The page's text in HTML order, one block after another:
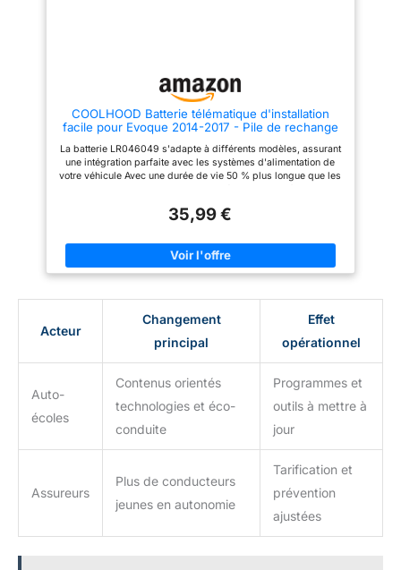
remplacement, installation
professionnelle recommandée.
pour les longs trajets, le
fonctionnement de tous les
sécurité et un confort de
conduite améliorés
COOLHOOD Batterie télématique d'installation
facile pour Evoque 2014-2017 - Pile de rechange
La batterie LR046049 s'adapte à différents modèles, assurant
une intégration parfaite avec les systèmes d'alimentation de
votre véhicule Avec une durée de vie 50 % plus longue que les
internationales, assurant et fiabilité Idéale pour les trajets
alimentation stable à des températures extrêmes. Fournit une
alimentation de secours fiable pour les longs trajets, gardant
tous les systèmes électriques fonctionnant en douceur pour
Ah, cette batterie fournit plus de 5 heures de puissance
efficace réduit le temps de charge à seulement 3 à 5 heures,
offrant plus de commodité pour un usage quotidien Fabriqué
avec un boîtier en polymère qui offre une excellente résistance
aux chocs et étanche. Caractéristiques : bornes spécialement
conçues pour une installation facile, remplaçant tout
propriétaire de véhicule
35,99 €
Acteur
Changement
principal
Effet
opérationnel
Auto-
écoles
Contenus orientés
technologies et éco-
conduite
Programmes et
outils à mettre à
jour
Assureurs
Plus de conducteurs
jeunes en autonomie
Tarification et
prévention
ajustées